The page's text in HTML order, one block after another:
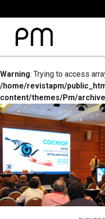
Warning: Trying to access
/home/revistapm/
content/themes/Pm/